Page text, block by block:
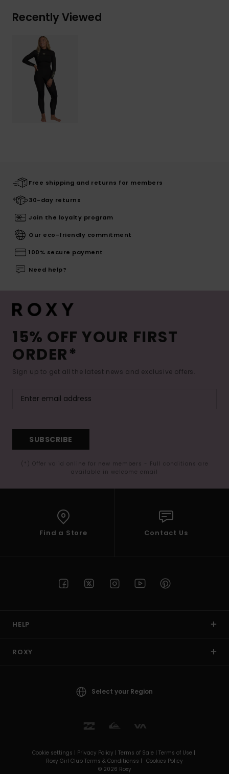
Recently Viewed
Free shipping and returns for members
30-day returns
Join the loyalty program
Our eco-friendly commitment
100% secure payment
Need help?
15% OFF YOUR FIRST
ORDER*
Sign up to get all the latest news and exclusive offers.
SUBSCRIBE
(*) Offer valid online for new members - Full conditions are
available in welcome email
Find a Store Contact Us
HELP
ROXY
Select your Region
Cookie settings | Privacy Policy | Terms of Sale | Terms of Use |
Roxy Girl Club Terms & Conditionss | Cookies Policy
© 2026 Roxy